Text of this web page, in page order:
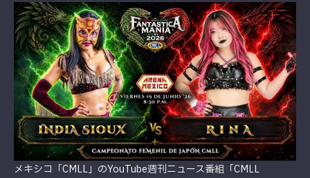
メキシコ「CMLL」のYouTube週刊ニュース番組「CMLL